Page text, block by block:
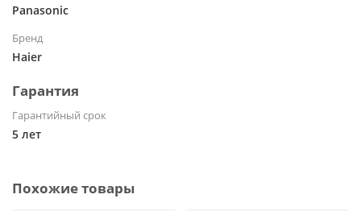
Panasonic
Бренд
Haier
Гарантия
Гарантийный срок
5 лет
Похожие товары